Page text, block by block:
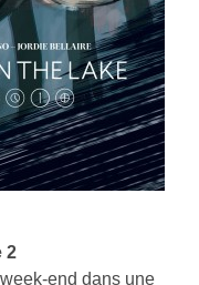
2
end dans une